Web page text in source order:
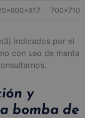
indicados por el
con uso de manta
y
bomba de